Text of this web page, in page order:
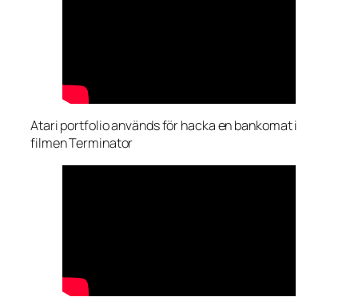
Atari portfolio används för hacka en bankomat i
filmen Terminator